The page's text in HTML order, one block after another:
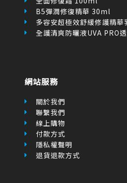
B5彈潤修復精華 30ml
多容安超極效舒緩修護精華
全護清爽防曬液UVA PRO
網站服務
關於我們
聯繫我們
線上購物
付款方式
隱私權聲明
退貨退款方式